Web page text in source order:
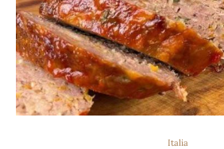
Italia